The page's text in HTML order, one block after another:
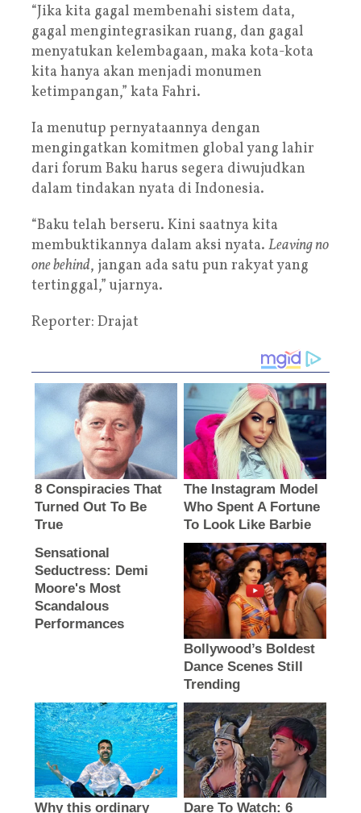
“Jika kita gagal membenahi sistem data,
gagal mengintegrasikan ruang, dan gagal
menyatukan kelembagaan, maka kota-kota
kita hanya akan menjadi monumen
ketimpangan,” kata Fahri.
Ia menutup pernyataannya dengan
mengingatkan komitmen global yang lahir
dari forum Baku harus segera diwujudkan
dalam tindakan nyata di Indonesia.
“Baku telah berseru. Kini saatnya kita
membuktikannya dalam aksi nyata. Leaving no
one behind, jangan ada satu pun rakyat yang
tertinggal,” ujarnya.
Reporter: Drajat